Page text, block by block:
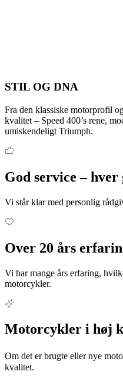
STIL OG DNA
Fra den klassiske motorprofil
kvalitet – Speed 400’s rene,
umiskendeligt Triumph.
God service – hver
Vi står klar med personlig
Over 20 års
Vi har mange års erfaring,
motorcykler.
Motorcykler i høj
Om det er brugte eller nye
kvalitet.